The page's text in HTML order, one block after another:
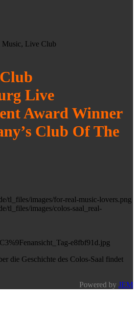
Live
Award Winner
Club Of The
die Geschichte des Colos-Saal findet
Powered by JEM